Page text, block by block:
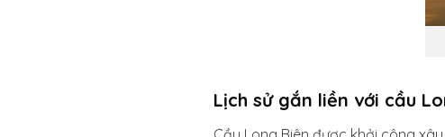
Lịch sử gắn liền với cầu